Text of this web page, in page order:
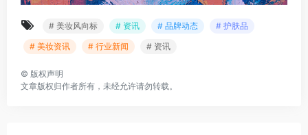
上一篇
情人节限定 | 这些品牌是都掌握
爱情密码了吧？！
相关文章